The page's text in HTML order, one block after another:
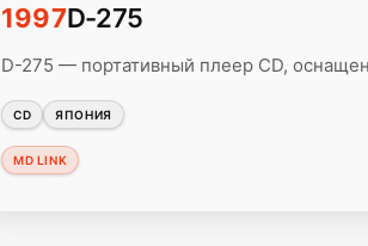
1997D-275
D-275 — портативный плеер CD,
CD ЯПОНИЯ
MD LINK